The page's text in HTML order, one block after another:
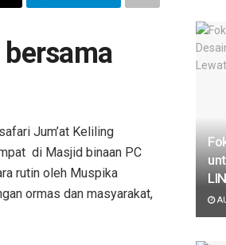
Jum’at Keliling
di Masjid binaan PC
rutin oleh Muspika
ormas dan masyarakat,